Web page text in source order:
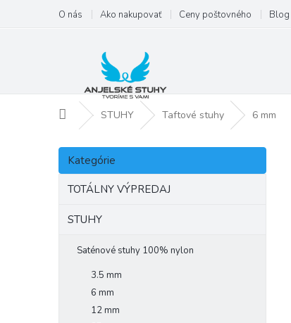
obsah
O nás Ako nakupovať Ceny poštovného Blog
DomovSTUHY Taftové stuhy 6 mm
B
č
Preskočiť
kategórie
Kategórie
TOTÁLNY VÝPREDAJ
STUHY
Saténové stuhy 100% nylon
3.5 mm
6 mm
12 mm